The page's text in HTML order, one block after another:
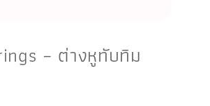
– ต่างหูทับทิม